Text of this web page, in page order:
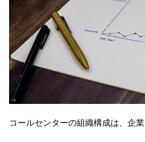
コールセンターの組織構成は、企